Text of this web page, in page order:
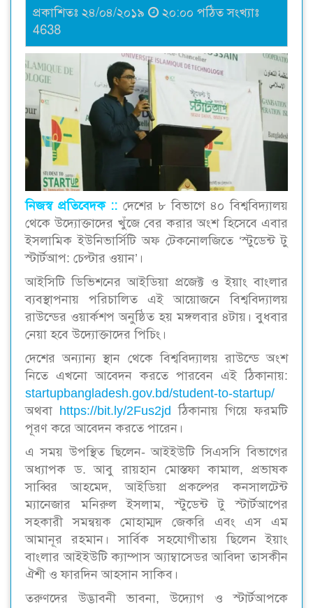
প্রকাশিতঃ ২৪/০৪/২০১৯
২০:০০ পঠিত সংখ্যাঃ
4638
নিজস্ব প্রতিবেদক :: দেশের ৮ বিভাগে ৪০ বিশ্ববিদ্যালয়
থেকে উদ্যোক্তাদের খুঁজে বের করার অংশ হিসেবে এবার
ইসলামিক ইউনিভার্সিটি অফ টেকনোলজিতে ‘স্টুডেন্ট টু
স্টার্টআপ: চেপ্টার ওয়ান’।
আইসিটি ডিভিশনের আইডিয়া প্রজেক্ট ও ইয়াং বাংলার
ব্যবস্থাপনায় পরিচালিত এই আয়োজনে বিশ্ববিদ্যালয়
রাউন্ডের ওয়ার্কশপ অনুষ্ঠিত হয় মঙ্গলবার ৪টায়। বুধবার
নেয়া হবে উদ্যোক্তাদের পিচিং।
দেশের অন্যান্য স্থান থেকে বিশ্ববিদ্যালয় রাউন্ডে অংশ
নিতে এখনো আবেদন করতে পারবেন এই ঠিকানায়:
startupbangladesh.gov.bd/student-to-startup/
অথবা https://bit.ly/2Fus2jd ঠিকানায় গিয়ে ফরমটি
পূরণ করে আবেদন করতে পারেন।
এ সময় উপস্থিত ছিলেন- আইইউটি সিএসসি বিভাগের
অধ্যাপক ড. আবু রায়হান মোস্তফা কামাল, প্রভাষক
সাব্বির আহমেদ, আইডিয়া প্রকল্পের কনসালটেন্ট
ম্যানেজার মনিরুল ইসলাম, স্টুডেন্ট টু স্টার্টআপের
সহকারী সমন্বয়ক মোহাম্মদ জেকরি এবং এস এম
আমানূর রহমান। সার্বিক সহযোগীতায় ছিলেন ইয়াং
বাংলার আইইউটি ক্যাম্পাস অ্যাম্বাসেডর আবিদা তাসকীন
ঐশী ও ফারদিন আহসান সাকিব।
তরুণদের উদ্ভাবনী ভাবনা, উদ্যোগ ও স্টার্টআপকে